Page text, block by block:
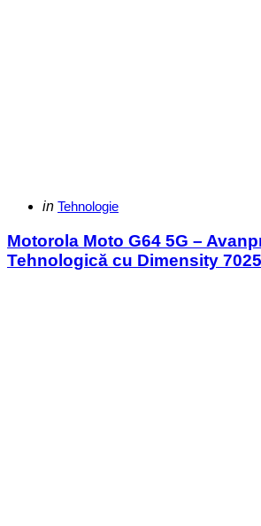
Categories
Posted
in Tehnologie
Motorola Moto G64 5G –
Tehnologică cu Dimensity 7025